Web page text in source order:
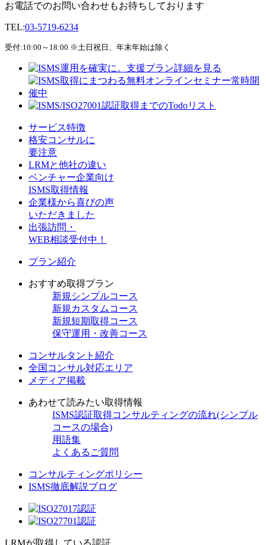
お電話でのお問い合わせもお待ちしております
TEL:03-5719-6234
受付:10:00～18:00 ※土日祝日、年末年始は除く
サービス特徴
格安コンサルに
要注意
LRMと他社の違い
ベンチャー企業向け
ISMS取得情報
企業様から喜びの声
いただきました
出張訪問・
WEB相談受付中！
プラン紹介
おすすめ取得プラン
新規 シンプルコース
新規 カスタムコース
新規短期取得コース
保守運用・改善コース
コンサルタント紹介
全国コンサル対応エリア
メディア掲載
あわせて読みたい取得情報
ISMS認証取得コンサルティングの流れ(シンプル
コースの場合)
用語集
よくあるご質問
コンサルティングポリシー
ISMS徹底解説ブログ